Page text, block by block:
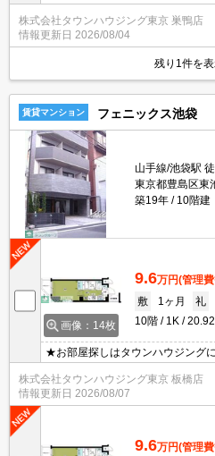
談ください。オンライン内見相談
5-0651】
株式会社タウンハウジング東京 巣鴨店
情報更新日 2026/08/04
残り1件を
賃貸マンション フェニックス池袋
山手線/池袋駅
東京都豊島区東
築19年
10階建
画像：14枚
9.6万円(管理
敷
1ヶ月 礼
10階
1K
★お部屋探しはタウンハウジング
株式会社タウンハウジング東京 板橋店
情報更新日 2026/08/07
9.6万円(管理